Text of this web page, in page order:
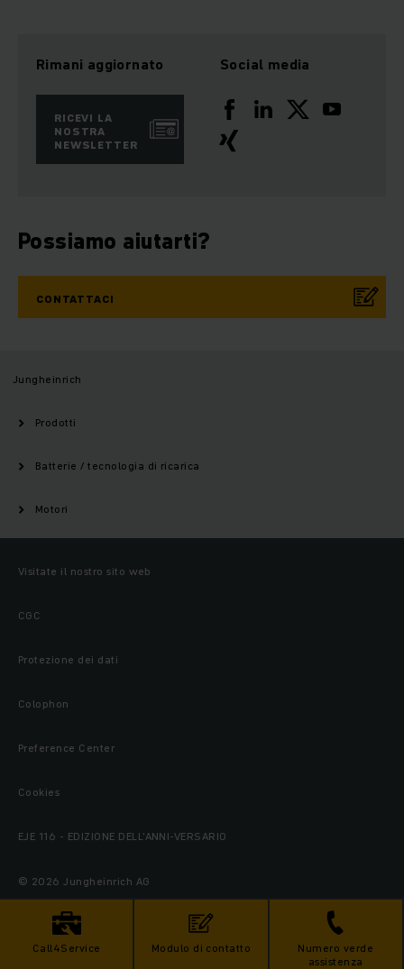
Call4Service Modulo di contatto
Numero verde
assistenza
Rimani aggiornato
RICEVI LA
NOSTRA
NEWSLETTER
Social media
Possiamo aiutarti?
CONTATTACI
Jungheinrich
Prodotti
Batterie / tecnologia di ricarica
Motori
Visitate il nostro sito web
CGC
Protezione dei dati
Colophon
Preference Center
Cookies
EJE 116 - EDIZIONE DELL'ANNI-VERSARIO
© 2026 Jungheinrich AG